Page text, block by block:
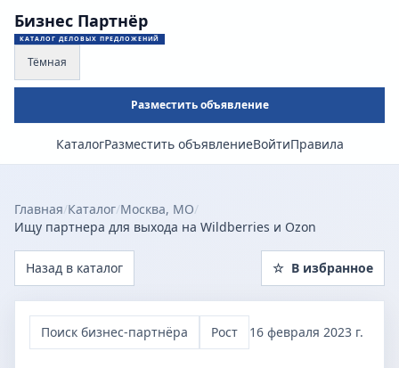
Бизнес Партнёр
КАТАЛОГ ДЕЛОВЫХ ПРЕДЛОЖЕНИЙ
Тёмная
Разместить объявление
КаталогРазместить объявлениеВойтиПравила
Главная/Каталог/Москва, МО/
Ищу партнера для выхода на Wildberries и Ozon
Назад в каталог ☆ В избранное
Поиск бизнес-партнёра Рост 16 февраля 2023 г.